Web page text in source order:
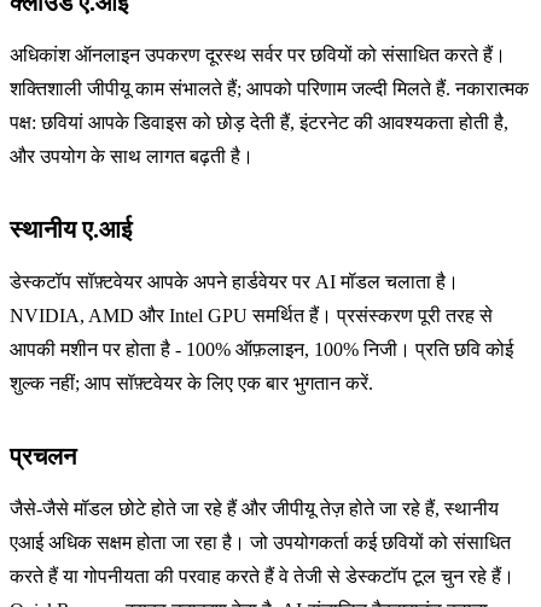
अधिकांश ऑनलाइन उपकरण दूरस्थ सर्वर पर छवियों को संसाधित करते हैं।
शक्तिशाली जीपीयू काम संभालते हैं; आपको परिणाम जल्दी मिलते हैं. नकारात्मक
पक्ष: छवियां आपके डिवाइस को छोड़ देती हैं, इंटरनेट की आवश्यकता होती है,
और उपयोग के साथ लागत बढ़ती है।
स्थानीय ए.आई
डेस्कटॉप सॉफ़्टवेयर आपके अपने हार्डवेयर पर AI मॉडल चलाता है।
NVIDIA, AMD और Intel GPU समर्थित हैं। प्रसंस्करण पूरी तरह से
आपकी मशीन पर होता है - 100% ऑफ़लाइन, 100% निजी। प्रति छवि कोई
शुल्क नहीं; आप सॉफ़्टवेयर के लिए एक बार भुगतान करें.
प्रचलन
जैसे-जैसे मॉडल छोटे होते जा रहे हैं और जीपीयू तेज़ होते जा रहे हैं, स्थानीय
एआई अधिक सक्षम होता जा रहा है। जो उपयोगकर्ता कई छवियों को संसाधित
करते हैं या गोपनीयता की परवाह करते हैं वे तेजी से डेस्कटॉप टूल चुन रहे हैं।